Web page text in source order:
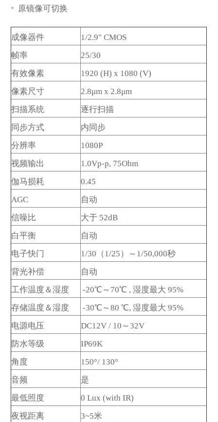
原镜像可切换
成像器件
1/2.9" CMOS
帧率
25/30
有效像素
1920 (H) x 1080 (V)
像素尺寸
2.8μm x 2.8μm
扫描系统
逐行扫描
同步方式
内同步
分辨率
1080P
视频输出
1.0Vp-p, 75Ohm
伽马损耗
0.45
AGC
自动
信噪比
大于 52dB
白平衡
自动
电子快门
1/30（1/25）～1/50,000秒
背光补偿
自动
工作温度＆湿度
-20℃～70℃ , 湿度最大 95%
存储温度＆湿度
-30℃～80 ℃, 湿度最大 95%
电源电压
DC12V / 10 ～32V
防水等级
IP69K
角度
150°/ 130°
音频
是
最低照度
0 Lux (with IR)
夜视距离
3~5米